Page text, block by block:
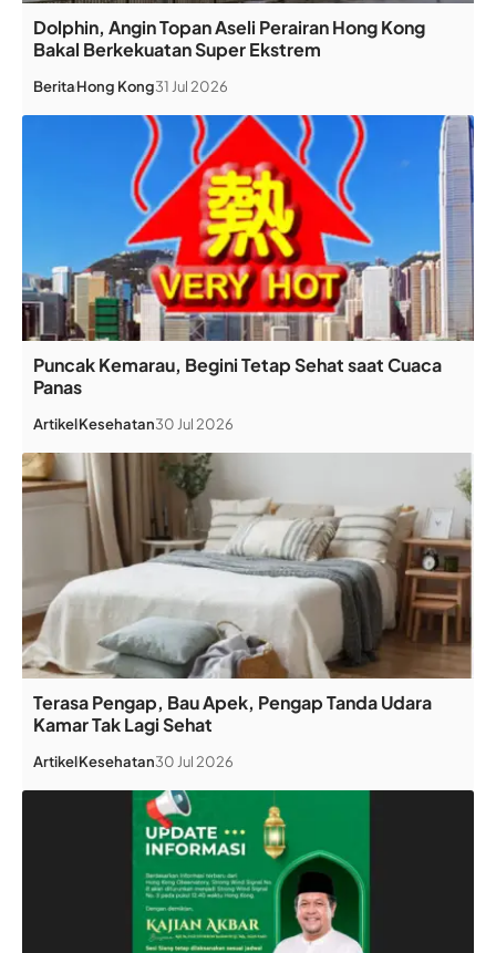
Dolphin, Angin Topan Aseli Perairan Hong Kong
Bakal Berkekuatan Super Ekstrem
BeritaHong Kong31 Jul 2026
Puncak Kemarau, Begini Tetap Sehat saat Cuaca
Panas
ArtikelKesehatan30 Jul 2026
Terasa Pengap, Bau Apek, Pengap Tanda Udara
Kamar Tak Lagi Sehat
ArtikelKesehatan30 Jul 2026